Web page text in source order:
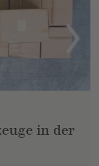
in der
Next